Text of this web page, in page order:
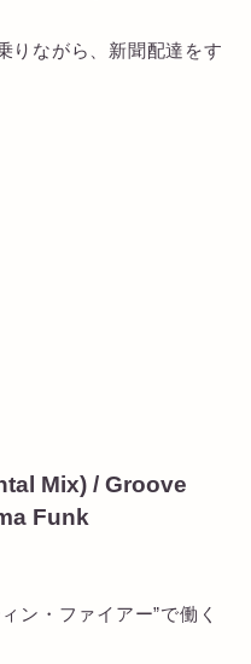
りながら、新聞配達をす
Mix) / Groove
Funk
ン・ファイアー”で働く